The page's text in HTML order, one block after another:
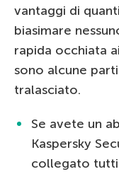
vantaggi di
biasimare
rapida occhiata
sono alcune
tralasciato.
Se avete un
Kaspersky
collegato